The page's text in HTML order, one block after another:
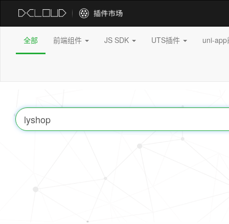
全部 前端组件 JS SDK UTS插件 uni-